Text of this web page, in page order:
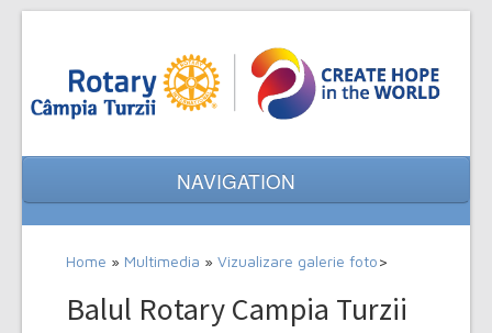
NAVIGATION
Home
Despre noi
Evenimente
Home » Multimedia » Vizualizare galerie foto>
Balul Rotary Campia Turzii